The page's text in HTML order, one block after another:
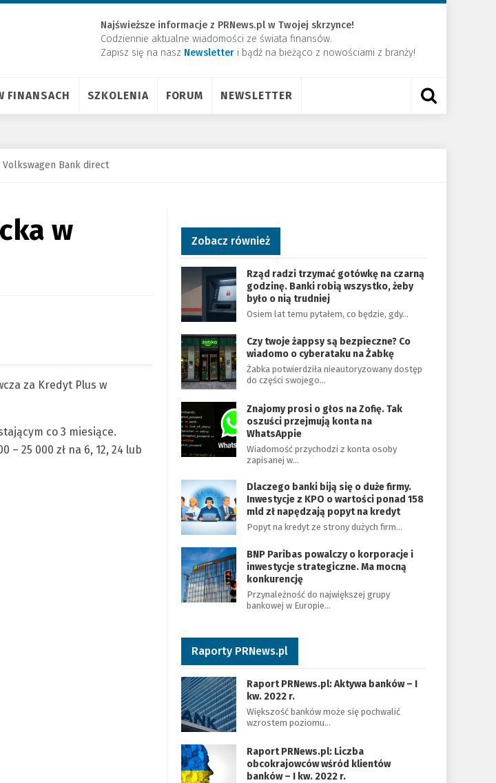
Najświeższe informacje z PRNews.pl w Twojej skrzynce!
Codziennie aktualne wiadomości ze świata finansów.
Zapisz się na nasz Newsletter ​i bądź na bieżąco z nowościami z branży!
FINANSACH SZKOLENIA FORUM NEWSLETTER
Volkswagen Bank direct
w
za Kredyt Plus w
co 3 miesiące.
25 000 zł na 6, 12, 24 lub
Zobacz również
Rząd radzi trzymać gotówkę na czarną
godzinę. Banki robią wszystko, żeby
było o nią trudniej
Osiem lat temu pytałem, co będzie, gdy…
Czy twoje żappsy są bezpieczne? Co
wiadomo o cyberataku na Żabkę
Żabka potwierdziła nieautoryzowany dostęp
do części swojego…
Znajomy prosi o głos na Zofię. Tak
oszuści przejmują konta na
WhatsAppie
Wiadomość przychodzi z konta osoby
zapisanej w…
Dlaczego banki biją się o duże firmy.
Inwestycje z KPO o wartości ponad 158
mld zł napędzają popyt na kredyt
Popyt na kredyt ze strony dużych firm…
BNP Paribas powalczy o korporacje i
inwestycje strategiczne. Ma mocną
konkurencję
Przynależność do największej grupy
bankowej w Europie…
Raporty PRNews.pl
Raport PRNews.pl: Aktywa banków – I
kw. 2022 r.
Większość banków może się pochwalić
wzrostem poziomu…
Raport PRNews.pl: Liczba
obcokrajowców wśród klientów
banków – I kw. 2022 r.